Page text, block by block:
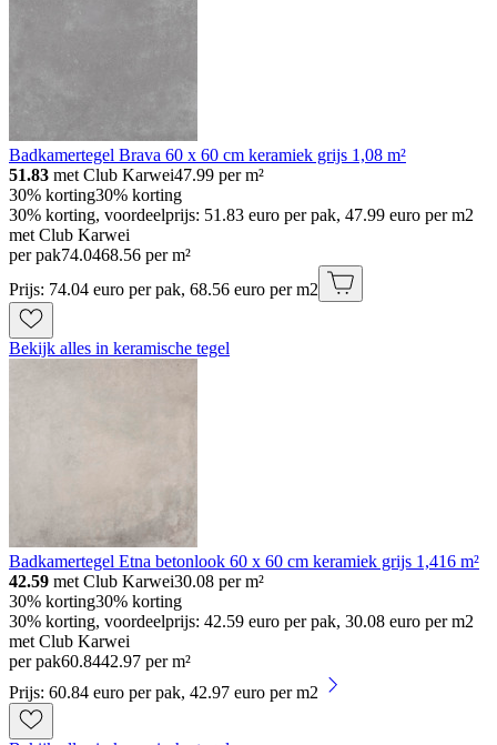
Badkamertegel Brava 60 x 60 cm keramiek grijs 1,08 m²
51.83 met Club Karwei47.99 per m²
30% korting30% korting
30% korting, voordeelprijs: 51.83 euro per pak, 47.99 euro per m2
met Club Karwei
per pak74.0468.56 per m²
Prijs: 74.04 euro per pak, 68.56 euro per m2
Bekijk alles in keramische tegel
Badkamertegel Etna betonlook 60 x 60 cm keramiek grijs 1,416 m²
42.59 met Club Karwei30.08 per m²
30% korting30% korting
30% korting, voordeelprijs: 42.59 euro per pak, 30.08 euro per m2
met Club Karwei
per pak60.8442.97 per m²
Prijs: 60.84 euro per pak, 42.97 euro per m2